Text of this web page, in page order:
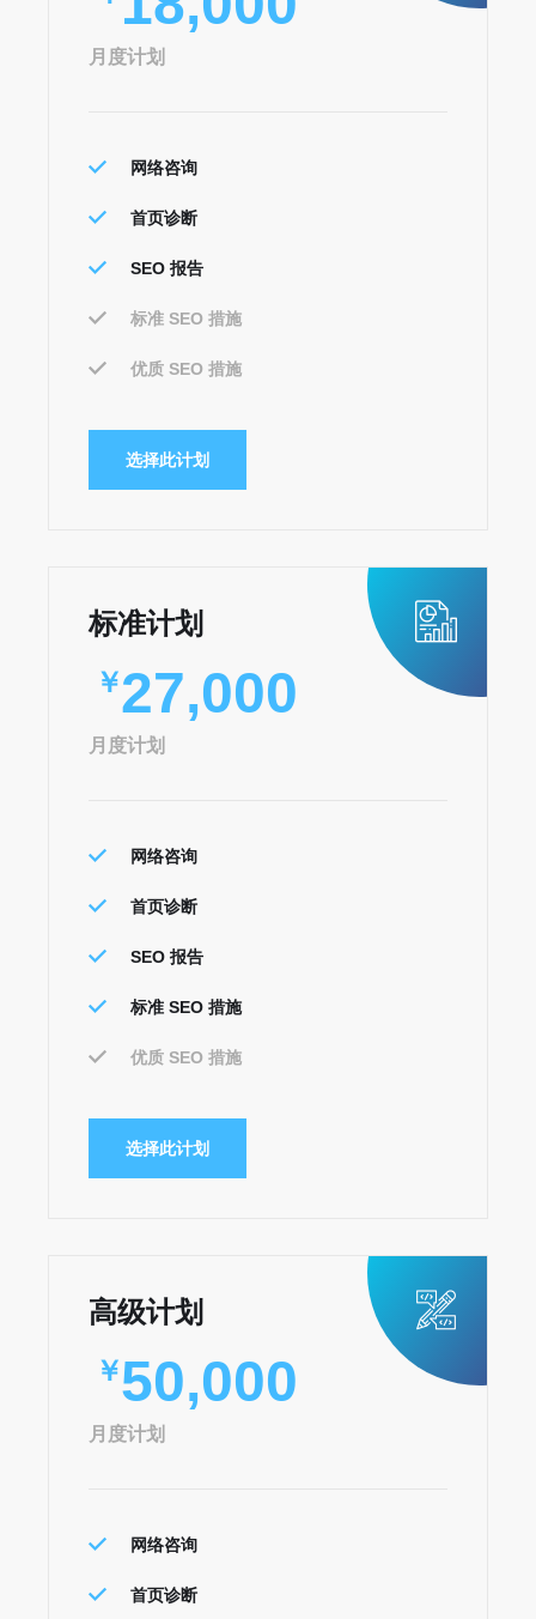
月度计划
网络咨询
首页诊断
SEO 报告
标准 SEO 措施
优质 SEO 措施
选择此计划
标准计划
￥27,000
月度计划
网络咨询
首页诊断
SEO 报告
标准 SEO 措施
优质 SEO 措施
选择此计划
高级计划
￥50,000
月度计划
网络咨询
首页诊断